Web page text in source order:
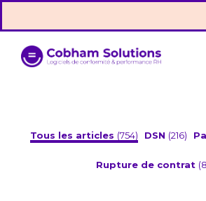
Tous les articles (754) DSN (216)
Rupture de contrat